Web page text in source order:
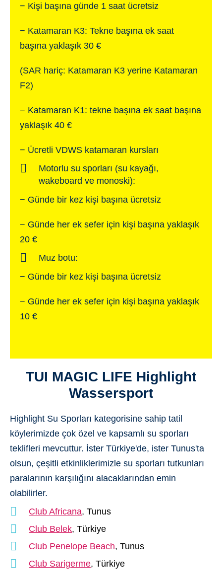
− Kişi başına günde 1 saat ücretsiz
− Katamaran K3: Tekne başına ek saat
başına yaklaşık 30 €
(SAR hariç: Katamaran K3 yerine Katamaran
F2)
− Katamaran K1: tekne başına ek saat başına
yaklaşık 40 €
− Ücretli VDWS katamaran kursları
Motorlu su sporları (su kayağı,
wakeboard ve monoski):
− Günde bir kez kişi başına ücretsiz
− Günde her ek sefer için kişi başına yaklaşık
20 €
Muz botu:
− Günde bir kez kişi başına ücretsiz
− Günde her ek sefer için kişi başına yaklaşık
10 €
TUI MAGIC LIFE Highlight
Wassersport
Highlight Su Sporları kategorisine sahip tatil
köylerimizde çok özel ve kapsamlı su sporları
teklifleri mevcuttur. İster Türkiye'de, ister Tunus'ta
olsun, çeşitli etkinliklerimizle su sporları tutkunları
paralarının karşılığını alacaklarından emin
olabilirler.
Club Africana, Tunus
Club Belek, Türkiye
Club Penelope Beach, Tunus
Club Sarigerme, Türkiye